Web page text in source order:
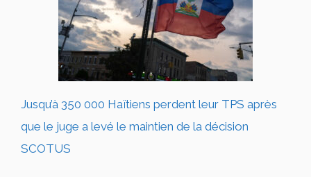
Jusqu’à 350 000 Haïtiens perdent leur TPS après
que le juge a levé le maintien de la décision
SCOTUS